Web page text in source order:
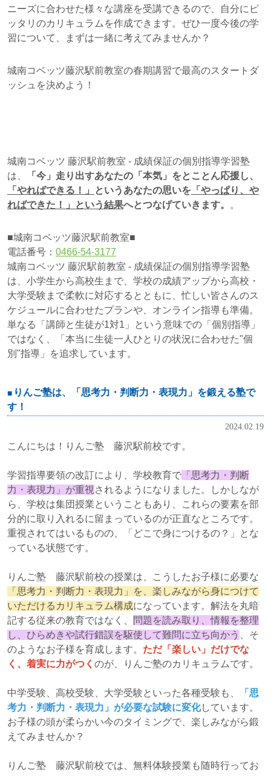
ニーズに合わせた様々な講座を受講できるので、自分にピ
ッタリのカリキュラムを作成できます。ぜひ一度今後の学
習について、まずは一緒に考えてみませんか？
城南コベッツ藤沢駅前教室の春期講習で最高のスタートダ
ッシュを決めよう！
城南コベッツ 藤沢駅前教室 - 成績保証の個別指導学習塾
は、
「今」走り出すあなたの「本気」をとことん応援し、
「やればできる！」
というあなたの思いを 「やっぱり、や
ればできた！」
という結果へとつなげていきます。 。
■城南コベッツ藤沢駅前教室■
電話番号： 0466-54-3177
城南コベッツ 藤沢駅前教室 - 成績保証の個別指導学習塾
は、小学生から高校生まで、学校の成績アップから高校・
大学受験まで柔軟に対応するとともに、忙しい皆さんのス
ケジュールに合わせたプランや、オンライン指導も準備。
単なる「講師と生徒が1対1」という意味での「個別指導」
ではなく、「本当に生徒一人ひとりの状況に合わせた"個
別"指導」を追求しています。
りんご塾は、「思考力・判断力・表現力」を鍛える塾で
す！
2024.02.19
こんにちは！りんご塾 藤沢駅前校です。
学習指導要領の改訂により、学校教育で 「思考力・判断
力・表現力」が重視 されるようになりました。しかしなが
ら、学校は集団授業ということもあり、これらの要素を部
分的に取り入れるに留まっているのが正直なところです。
重視されてはいるものの、「どこで身につけるの？」とな
っている状態です。
りんご塾 藤沢駅前校の授業は、こうしたお子様に必要な
「思考力・判断力・表現力」を、楽しみながら身につけて
いただけるカリキュラム構成になっています。解法を丸暗
記する従来の教育ではなく、
問題を読み取り、情報を整理
し、ひらめきや試行錯誤を駆使して難問に立ち向かう
、そ
のようなお子様を育成します。 ただ「楽しい」だけでな
く、着実に力がつく のが、りんご塾のカリキュラムです。
中学受験、高校受験、大学受験といった各種受験も、
「思
考力・判断力・表現力」が必要な試験に変化しています。
お子様の頭が柔らかい今のタイミングで、楽しみながら鍛
えてみませんか？
りんご塾 藤沢駅前校では、無料体験授業も随時行ってお